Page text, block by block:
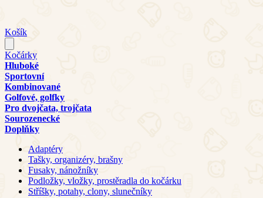
Košík
Kočárky
Hluboké
Sportovní
Kombinované
Golfové, golfky
Pro dvojčata, trojčata
Sourozenecké
Doplňky
Adaptéry
Tašky, organizéry, brašny
Fusaky, nánožníky
Podložky, vložky, prostěradla do kočárku
Stříšky, potahy, clony, slunečníky